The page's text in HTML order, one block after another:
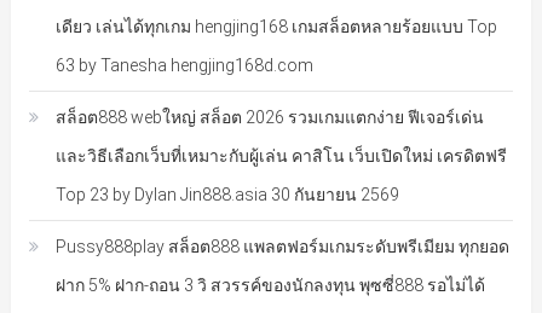
เดียว เล่นได้ทุกเกม hengjing168 เกมสล็อตหลายร้อยแบบ Top
63 by Tanesha hengjing168d.com
สล็อต888 webใหญ่ สล็อต 2026 รวมเกมแตกง่าย ฟีเจอร์เด่น
และวิธีเลือกเว็บที่เหมาะกับผู้เล่น คาสิโน เว็บเปิดใหม่ เครดิตฟรี
Top 23 by Dylan Jin888.asia 30 กันยายน 2569
Pussy888play สล็อต888 แพลตฟอร์มเกมระดับพรีเมียม ทุกยอด
ฝาก 5% ฝาก-ถอน 3 วิ สวรรค์ของนักลงทุน พุซซี่888 รอไม่ได้